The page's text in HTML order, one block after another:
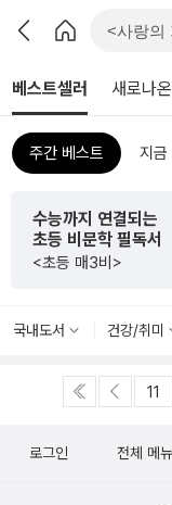
베스트셀러 새로나
주간 베스트 지금
수능까지 연결되는
초등 비문학 필독서
<초등 매3비>
국내도서 건강/취미
11
로그인 전체 메뉴